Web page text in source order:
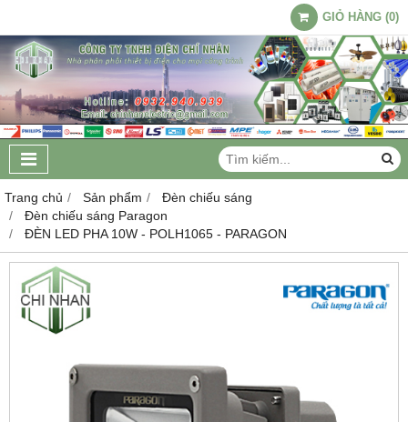
GIỎ HÀNG (0)
Trang chủ Sản phẩm
Đèn chiếu sáng
Đèn chiếu sáng Paragon
ĐÈN LED PHA 10W - POLH1065 - PARAGON